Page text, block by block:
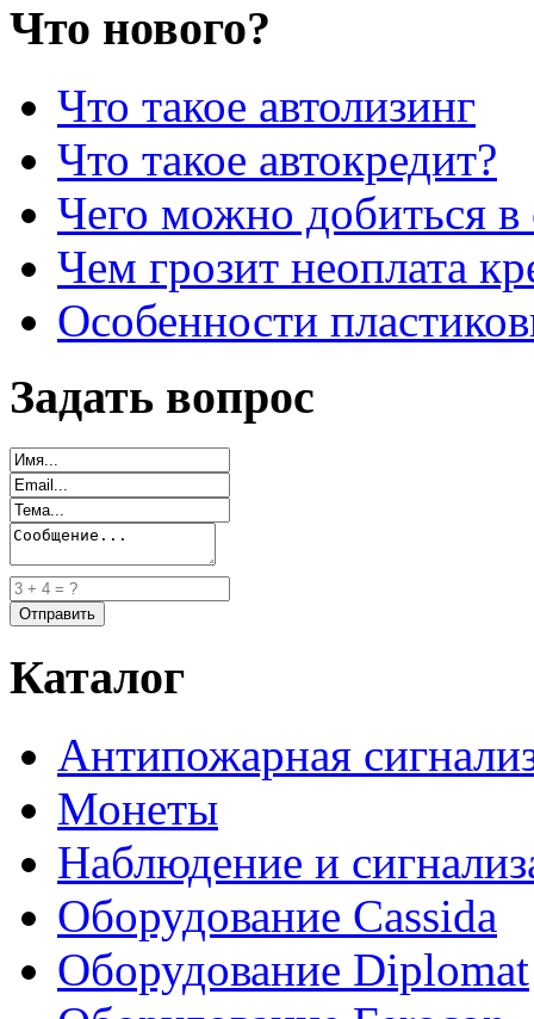
Что нового?
Что такое автолизинг
Что такое автокредит?
Чего можно добиться в
Чем грозит неоплата
Особенности
Задать вопрос
Каталог
Антипожарная
Монеты
Наблюдение и
Оборудование Cassida
Оборудование Diplomat